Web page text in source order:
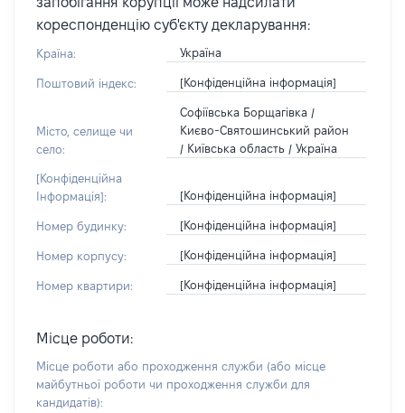
кореспонденцію суб'єкту декларування:
Країна: Україна
Поштовий індекс: [Конфіденційна інформація]
Місто, селище чи
село:
Софіївська Борщагівка /
Києво-Святошинський район
/ Київська область / Україна
[Конфіденційна
Інформація]:
[Конфіденційна інформація]
Номер будинку: [Конфіденційна інформація]
Номер корпусу: [Конфіденційна інформація]
Номер квартири: [Конфіденційна інформація]
Місце роботи:
Місце роботи або проходження служби (або місце
майбутньої роботи чи проходження служби для
кандидатів):